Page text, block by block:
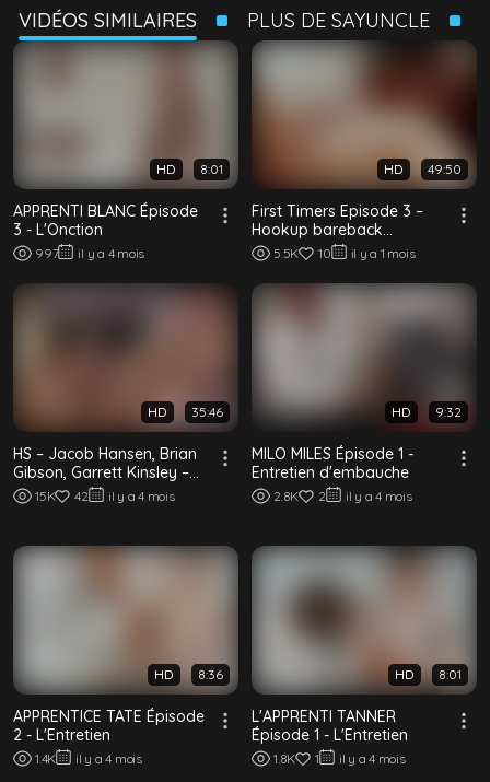
VIDÉOS SIMILAIRES PLUS DE SAYUNCLE
HD 8:01
APPRENTI BLANC Épisode
3 - L'Onction
997 il y a 4 mois
HD 49:50
First Timers Episode 3 –
Hookup bareback
interracial entre minets
5.5K 10 il y a 1 mois
HD 35:46
HS – Jacob Hansen, Brian
Gibson, Garrett Kinsley –
La Maison du Lac : Épisode
Trois
15K 42 il y a 4 mois
HD 9:32
MILO MILES Épisode 1 -
Entretien d'embauche
2.8K 2 il y a 4 mois
HD 8:36
APPRENTICE TATE Épisode
2 - L'Entretien
1.4K il y a 4 mois
HD 8:01
L'APPRENTI TANNER
Épisode 1 - L'Entretien
1.8K 1 il y a 4 mois